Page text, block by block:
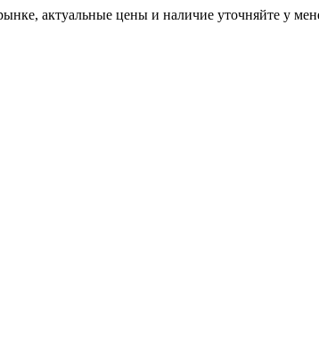
актуальные цены и наличие уточняйте у